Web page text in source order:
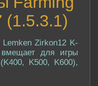
(1.5.3.1)
Lemken Zirkon12 K-
для игры
K500, K600),